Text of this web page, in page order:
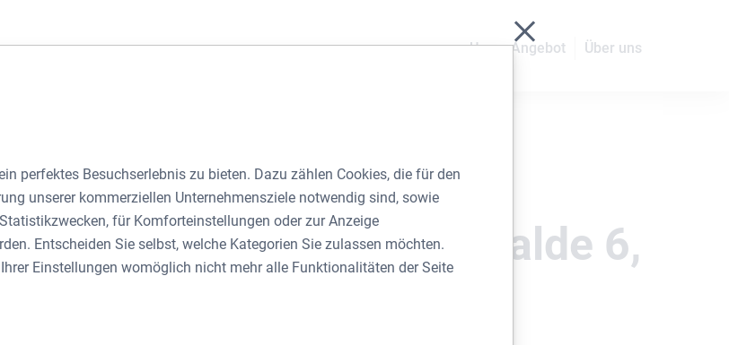
Unser Angebot Über uns
Neustift am Walde 6,
Schließen ohne zu
perfektes Besuchserlebnis zu bieten. Dazu zählen Cookies, die für den
unserer kommerziellen Unternehmensziele notwendig sind, sowie
für Komforteinstellungen oder zur Anzeige
Entscheiden Sie selbst, welche Kategorien Sie zulassen möchten.
Einstellungen womöglich nicht mehr alle Funktionalitäten der Seite